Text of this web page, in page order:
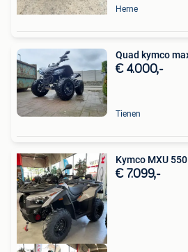
Herne
Quad kymco
€ 4.000,-
Tienen
Kymco MXU
€ 7.099,-